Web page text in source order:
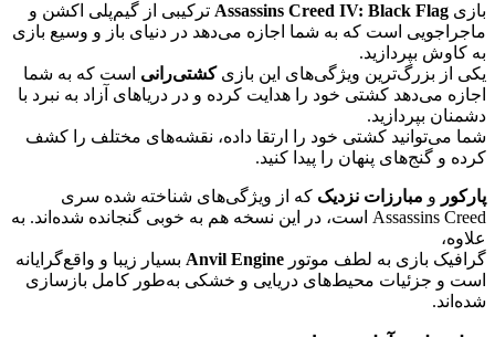
بازی Assassins Creed IV: Black Flag ترکیبی از گیم‌پلی اکشن و
ماجراجویی است که به شما اجازه می‌دهد در دنیای باز و وسیع بازی
به کاوش بپردازید.
یکی از بزرگ‌ترین ویژگی‌های این بازیکشتی‌رانی است که به شما
اجازه می‌دهد کشتی خود را هدایت کرده و در دریاهای آزاد به نبرد با
دشمنان بپردازید.
شما می‌توانید کشتی خود را ارتقا داده، نقشه‌های مختلف را کشف
کرده و گنج‌های پنهان را پیدا کنید.
پارکور و مبارزات نزدیک که از ویژگی‌های شناخته شده سری
Assassins Creed است، در این نسخه هم به خوبی گنجانده شده‌اند. به
علاوه،
گرافیک بازی به لطف موتور Anvil Engine بسیار زیبا و واقع‌گرایانه
است و جزئیات محیط‌های دریایی و خشکی به‌طور کامل بازسازی
شده‌اند.